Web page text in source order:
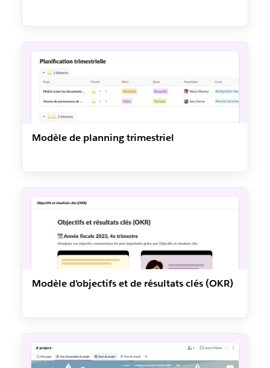
Modèle de planning trimestriel
Modèle d’objectifs et de résultats clés (OKR)